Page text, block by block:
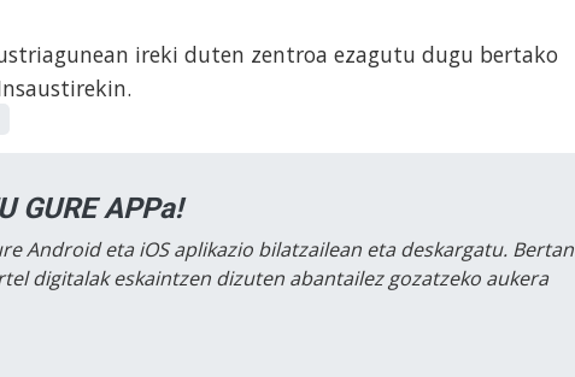
ireki duten zentroa ezagutu dugu bertako
GURE APPa!
Android eta iOS aplikazio bilatzailean eta deskargatu. Bertan
digitalak eskaintzen dizuten abantailez gozatzeko aukera